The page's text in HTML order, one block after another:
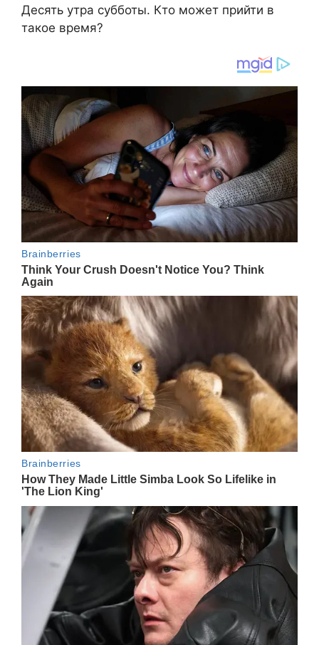
Десять утра субботы. Кто может прийти в
такое время?